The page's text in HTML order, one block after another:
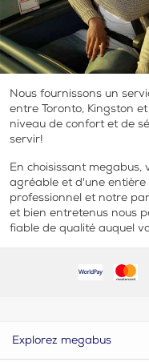
Nous fournissons un
entre Toronto, Kingston
niveau de confort et de
servir!
En choisissant megabus,
agréable et d'une
professionnel et notre
et bien entretenus nous
fiable de qualité auquel
Explorez megabus